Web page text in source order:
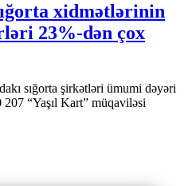
xidmətlərinin
23%-dən çox
sığorta şirkətləri ümumi dəyəri
“Yaşıl Kart” müqaviləsi